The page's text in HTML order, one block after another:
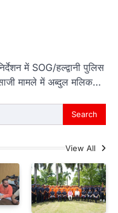
में SOG/हल्द्वानी पुलिस
मामले में अब्दुल मलिक…
View All